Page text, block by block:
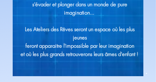
s'évader et plonger dans un monde de pure
imagination...
Les Ateliers des Rêves seront un espace où les plus
jeunes
feront apparaitre l'impossible par leur imagination
et où les plus grands retrouverons leurs âmes d'enfant !